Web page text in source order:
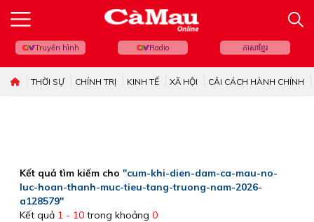
Truyền hình Radio ភាសាខ្មែរ
THỜI SỰ CHÍNH TRỊ KINH TẾ XÃ HỘI CẢI CÁCH HÀNH CHÍNH
Kết quả tìm kiếm cho "cum-khi-dien-dam-ca-mau-no-
luc-hoan-thanh-muc-tieu-tang-truong-nam-2026-
a128579"
Kết quả 1 - 10 trong khoảng 0